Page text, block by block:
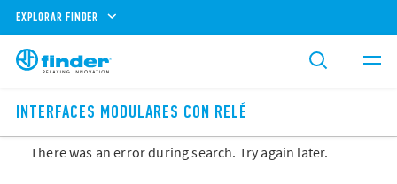
EXPLORAR FINDER
INTERFACES MODULARES CON RELÉ
There was an error during search. Try again later.